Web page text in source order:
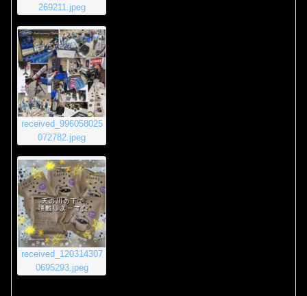
269211.jpeg
received_996058025
072782.jpeg
received_120314307
0695293.jpeg